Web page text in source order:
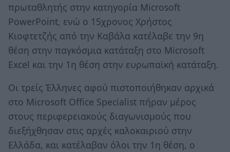
πρωταθλητής στην κατηγορία Microsoft
PowerPoint, ενώ ο 15χρονος Χρήστος
Κιοφτετζής από την Καβάλα κατέλαβε την 9η
θέση στην παγκόσμια κατάταξη στο Microsoft
Excel και την 1η θέση στην ευρωπαϊκή κατάταξη.
Οι τρείς Έλληνες αφού πιστοποιήθηκαν αρχικά
στο Microsoft Office Specialist πήραν μέρος
στους περιφερειακούς διαγωνισμούς που
διεξήχθησαν στις αρχές καλοκαιριού στην
Ελλάδα, και κατέλαβαν όλοι την 1η θέση, ο